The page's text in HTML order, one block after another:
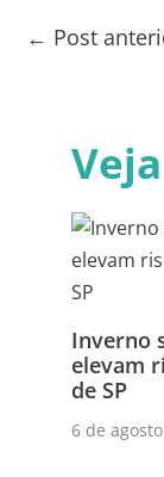
← Post
Inverno
elevam
de SP
6 de